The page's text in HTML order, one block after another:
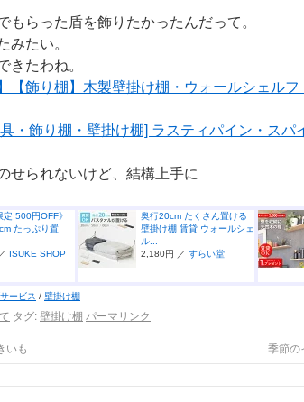
らった盾を飾りたかったんだって。
たい。
たわね。
【飾り棚】木製壁掛け棚・ウォールシェルフ
・飾り棚・壁掛け棚] ラスティパイン・スパ
せられないけど、結構上手に
定 500円OFF》
たっぷり置
ISUKE SHOP
奥行20cm たくさん置ける
壁掛け棚 賃貸 ウォールシェ
ル...
2,180円 ／ すらい堂
ービス / 壁掛け棚
タグ: 壁掛け棚 パーマリンク
いも 季節